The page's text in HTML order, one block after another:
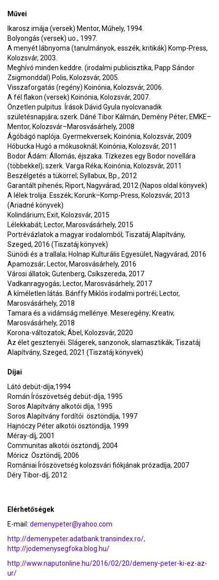
Művei
Ikarosz imája (versek) Mentor, Műhely, 1994.
Bolyongás (versek) uo., 1997.
A menyét lábnyoma (tanulmányok, esszék, kritikák) Komp-Press,
Kolozsvár, 2003.
Meghívó minden keddre. (irodalmi publicisztika, Papp Sándor
Zsigmonddal) Polis, Kolozsvár, 2005.
Visszaforgatás (regény) Koinónia, Kolozsvár, 2006.
A fél flakon (versek) Koinónia, Kolozsvár, 2007.
Önzetlen pulpitus. Írások Dávid Gyula nyolcvanadik
születésnapjára; szerk. Dáné Tibor Kálmán, Demény Péter; EMKE–
Mentor, Kolozsvár–Marosvásárhely, 2008
Ágóbágó naplója. Gyermekversek; Koinónia, Kolozsvár, 2009
Hóbucka Hugó a mókusoknál; Koinónia, Kolozsvár, 2011
Bodor Ádám: Állomás, éjszaka. Tízkezes egy Bodor novellára
(többekkel); szerk. Varga Réka; Koinónia, Kolozsvár, 2011
Beszélgetés a tükörrel; Syllabux, Bp., 2012
Garantált pihenés; Riport, Nagyvárad, 2012 (Napos oldal könyvek)
A lélek trolija. Esszék; Korunk–Komp-Press, Kolozsvár, 2013
(Ariadné könyvek)
Kolindárium; Exit, Kolozsvár, 2015
Lélekkabát; Lector, Marosvásárhely, 2015
Portrévázlatok a magyar irodalomból; Tiszatáj Alapítvány,
Szeged, 2016 (Tiszatáj könyvek)
Sünödi és a trallala; Holnap Kulturális Egyesület, Nagyvárad, 2016
Apamozsár; Lector, Marosvásárhely, 2016
Városi állatok; Gutenberg, Csíkszereda, 2017
Vadkanragyogás; Lector, Marosvásárhely, 2017
A kíméletlen látás. Bánffy Miklós irodalmi portréi; Lector,
Marosvásárhely, 2018
Tamara és a vidámság mellénye. Meseregény; Kreativ,
Marosvásárhely, 2018
Korona-változatok; Ábel, Kolozsvár, 2020
Az élet gesztenyéi. Slágerek, sanzonok, slamasztikák; Tiszatáj
Alapítvány, Szeged, 2021 (Tiszatáj könyvek)
Díjai
Látó debüt-díja,1994
Román Írószövetség debüt-díja, 1995
Soros Alapítvány alkotói díja, 1995
Soros Alapítvány fordítói ösztöndíja, 1997
Hajnóczy Péter alkotói ösztöndíja, 1999
Méray-díj, 2001
Communitas alkotói ösztöndíj, 2004
Móricz Ösztöndíj, 2006
Romániai Írószövetség kolozsvári fiókjának prózadíja, 2007
Déry Tibor-díj, 2012
Elérhetőségek
E-mail: demenypeter@yahoo.com
http://demenypeter.adatbank.transindex.ro/,
http://jodemenysegfoka.blog.hu/
http://www.naputonline.hu/2016/02/20/demeny-peter-ki-ez-az-
ur/